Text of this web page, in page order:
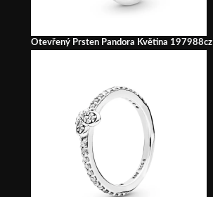
Otevřený Prsten Pandora Květina 197988cz